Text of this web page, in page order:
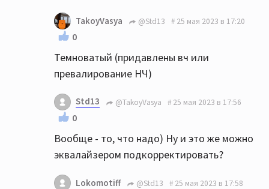
TakoyVasya @Std13 25 мая 2023 в 17:20
0
Темноватый (придавлены вч или
превалирование НЧ)
Std13 @TakoyVasya 25 мая 2023 в 17:56
0
Вообще - то, что надо) Ну и это же можно
эквалайзером подкорректировать?
Lokomotiff @Std13 25 мая 2023 в 17:58